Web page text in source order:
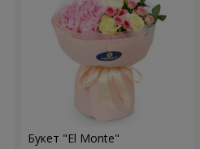
Букет "El Monte"